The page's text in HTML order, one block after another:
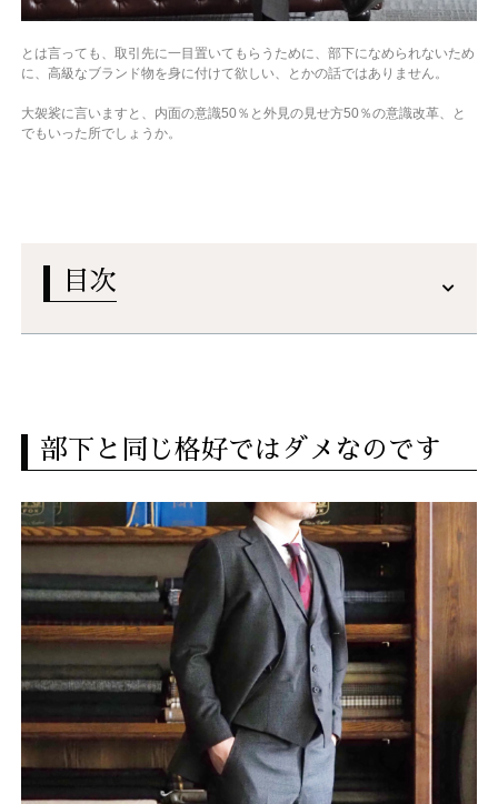
とは言っても、取引先に一目置いてもらうために、部下になめられないため
に、高級なブランド物を身に付けて欲しい、とかの話ではありません。
大袈裟に言いますと、内面の意識50％と外見の見せ方50％の意識改革、と
でもいった所でしょうか。
目次
部下と同じ格好ではダメなのです